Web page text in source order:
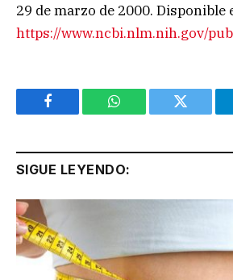
29 de marzo de 2000. Disponible
https://www.ncbi.nlm.nih.gov/
Facebook WhatsApp Twitter
SIGUE LEYENDO: